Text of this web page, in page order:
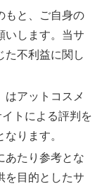
もと、ご自身の
いします。当サ
た不利益に関し
はアットコスメ
トによる評判を
ります。
あたり参考とな
を目的としたサ